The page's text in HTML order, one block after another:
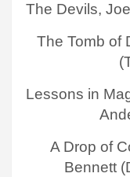
The Devils,
The Tomb of
Lessons in
A Drop of
Bennett